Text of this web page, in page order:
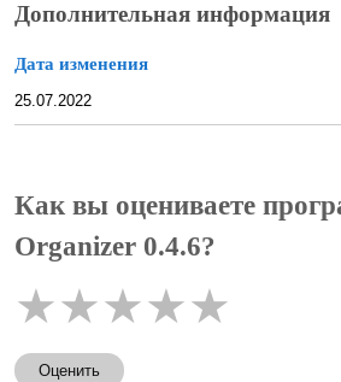
Дополнительная информация
Дата изменения
25.07.2022
Как вы оцениваете
Organizer 0.4.6?
★★★★★
Оценить